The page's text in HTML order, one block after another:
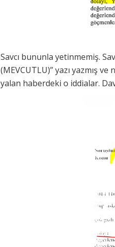
Savcı bununla yetinmemiş.
(MEVCUTLU)” yazı yazmış
yalan haberdeki o iddialar.